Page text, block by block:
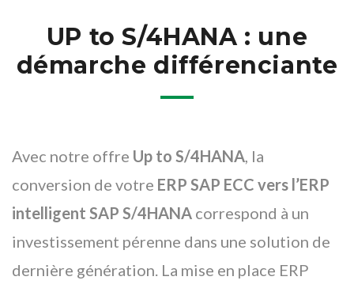
UP to S/4HANA : une
démarche différenciante
Avec notre offre Up to S/4HANA, la
conversion de votre ERP SAP ECC vers l’ERP
intelligent SAP S/4HANA correspond à un
investissement pérenne dans une solution de
dernière génération. La mise en place ERP